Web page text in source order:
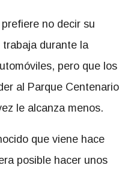
no decir su
trabaja durante la
pero que los
al Parque Centenario
le alcanza menos.
que viene hace
posible hacer unos